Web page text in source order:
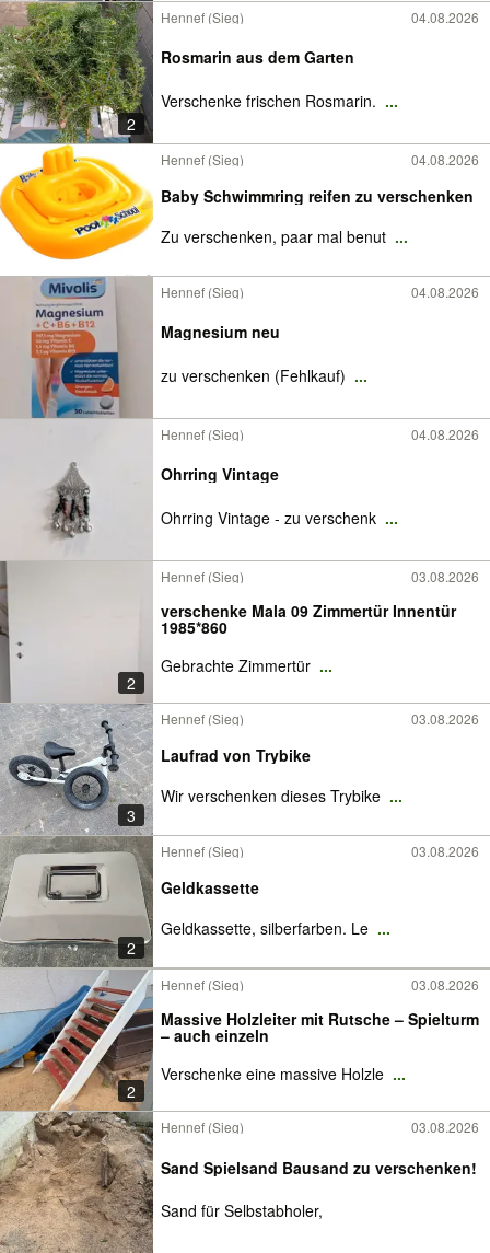
2
Hennef (Sieg) 04.08.2026
Rosmarin aus dem Garten
Verschenke frischen Rosmarin. ...
Hennef (Sieg) 04.08.2026
Baby Schwimmring reifen zu verschenken
Zu verschenken, paar mal benut ...
Hennef (Sieg) 04.08.2026
Magnesium neu
zu verschenken (Fehlkauf) ...
Hennef (Sieg) 04.08.2026
Ohrring Vintage
Ohrring Vintage - zu verschenk ...
2
Hennef (Sieg) 03.08.2026
verschenke Mala 09 Zimmertür Innentür
1985*860
Gebrachte Zimmertür ...
3
Hennef (Sieg) 03.08.2026
Laufrad von Trybike
Wir verschenken dieses Trybike ...
2
Hennef (Sieg) 03.08.2026
Geldkassette
Geldkassette, silberfarben. Le ...
2
Hennef (Sieg) 03.08.2026
Massive Holzleiter mit Rutsche – Spielturm
– auch einzeln
Verschenke eine massive Holzle ...
Hennef (Sieg) 03.08.2026
Sand Spielsand Bausand zu verschenken!
Sand für Selbstabholer,